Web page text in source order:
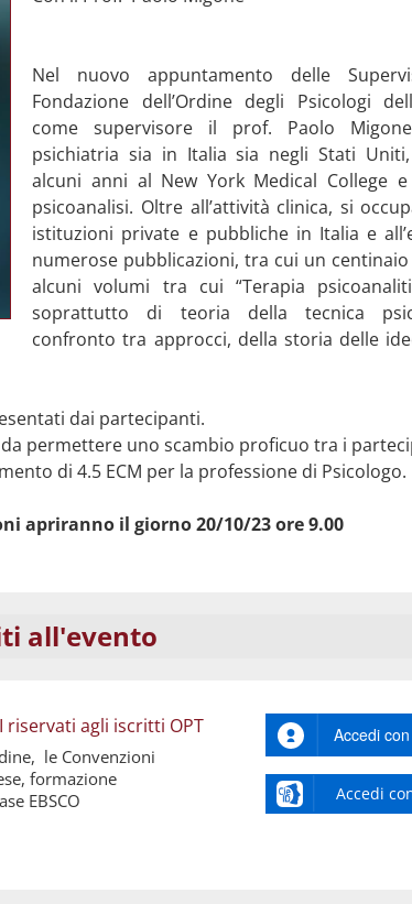
Nel nuovo appuntamento delle
Fondazione dell’Ordine degli Psicologi
come supervisore il prof. Paolo
psichiatria sia in Italia sia negli Stati
alcuni anni al New York Medical College
psicoanalisi. Oltre all’attività clinica, si
istituzioni private e pubbliche in Italia e
numerose pubblicazioni, tra cui un
alcuni volumi tra cui “Terapia
soprattutto di teoria della tecnica
confronto tra approcci, della storia delle
dai partecipanti.
permettere uno scambio proficuo tra i
di 4.5 ECM per la professione di Psicologo.
apriranno il giorno 20/10/23 ore 9.00
all'evento
riservati agli iscritti OPT
le Convenzioni
formazione
EBSCO
Accedi
Accedi